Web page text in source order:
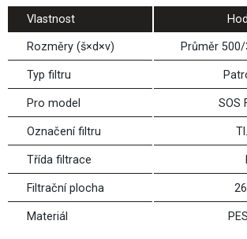
Vlastnost
Rozměry (š×d×v) Průměr
Typ filtru
Pro model SOS
Označení filtru
Třída filtrace
Filtrační plocha
Materiál